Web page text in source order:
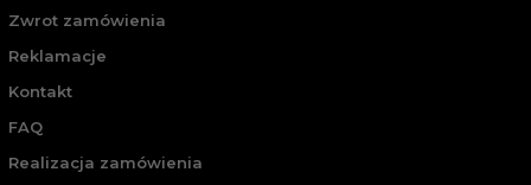
Zwrot zamówienia
Reklamacje
Kontakt
FAQ
Realizacja zamówienia